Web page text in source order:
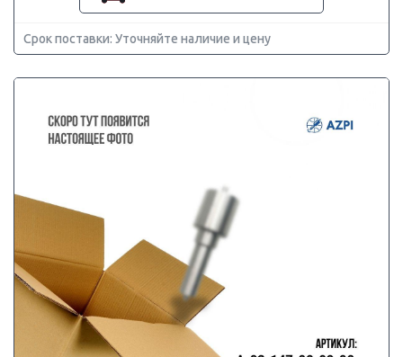
Срок поставки: Уточняйте наличие и цену